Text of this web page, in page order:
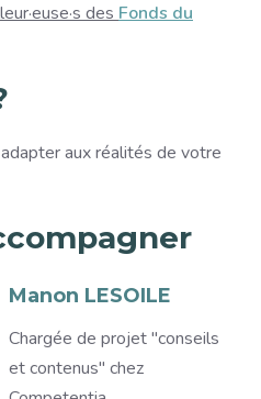
des Fonds du
aux réalités de votre
Manon LESOILE
Description
Chargée de projet "conseils
et contenus" chez